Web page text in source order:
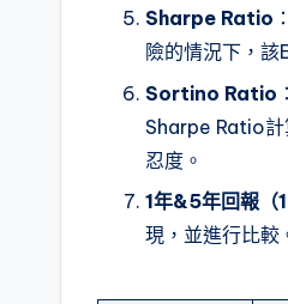
Sharpe Ratio
險的情況下，該
Sortino Ratio
Sharpe Ratio計
忍度。
1年&5年回報（
現，並進行比較